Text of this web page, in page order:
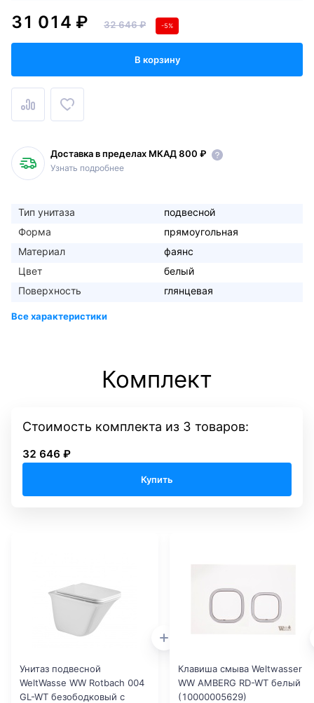
31 014 ₽ 32 646 ₽ -5%
В корзину
Доставка в пределах МКАД 800 ₽
Узнать подробнее
Тип унитаза
подвесной
Форма
прямоугольная
Материал
фаянс
Цвет
белый
Поверхность
глянцевая
Комплект
Унитаз подвесной
WeltWasse WW Rotbach 004
GL-WT безободковый с
Клавиша смыва Weltwasser
WW AMBERG RD-WT белый
(10000005629)
Стоимость комплекта из 3 товаров:
32 646 ₽
Купить